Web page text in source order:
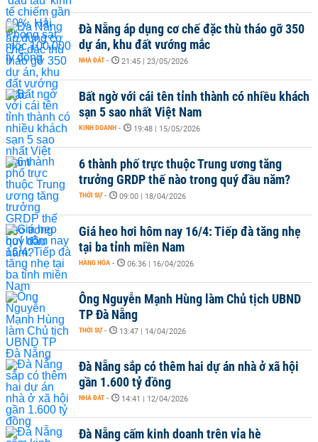
Đà Nẵng áp dụng cơ chế đặc thù tháo gỡ 350
dự án, khu đất vướng mắc
NHÀ ĐẤT - 21:45 | 23/05/2026
Bất ngờ với cái tên tỉnh thành có nhiều khách
sạn 5 sao nhất Việt Nam
KINH DOANH - 19:48 | 15/05/2026
6 thành phố trực thuộc Trung ương tăng
trưởng GRDP thế nào trong quý đầu năm?
THỜI SỰ - 09:00 | 18/04/2026
Giá heo hơi hôm nay 16/4: Tiếp đà tăng nhẹ
tại ba tỉnh miền Nam
HÀNG HÓA - 06:36 | 16/04/2026
Ông Nguyễn Mạnh Hùng làm Chủ tịch UBND
TP Đà Nẵng
THỜI SỰ - 13:47 | 14/04/2026
Đà Nẵng sắp có thêm hai dự án nhà ở xã hội
gần 1.600 tỷ đồng
NHÀ ĐẤT - 14:41 | 12/04/2026
Đà Nẵng cấm kinh doanh trên vỉa hè